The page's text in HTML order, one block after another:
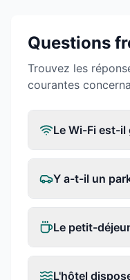
Questions
Trouvez les
courantes
Le Wi-Fi est-
Y a-t-il un
Le petit-
L'hôtel